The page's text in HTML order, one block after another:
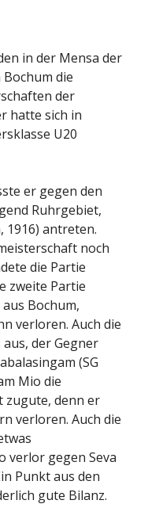
in der Mensa der
die
der
hatte sich in
U20
er gegen den
Ruhrgebiet,
1916) antreten.
noch
die Partie
zweite Partie
Bochum,
verloren. Auch die
der Gegner
(SG
Mio die
zugute, denn er
verloren. Auch die
verlor gegen Seva
Punkt aus den
gute Bilanz.